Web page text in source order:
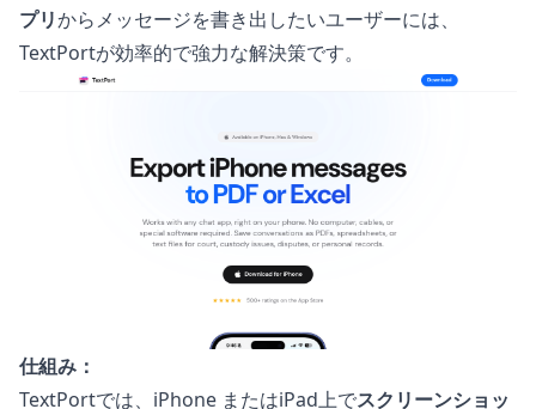
プリからメッセージを書き出したいユーザーには、
TextPortが効率的で強力な解決策です。
仕組み：
TextPortでは、iPhone またはiPad上でスクリーンショッ